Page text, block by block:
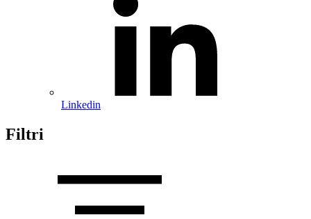
Linkedin
Filtri